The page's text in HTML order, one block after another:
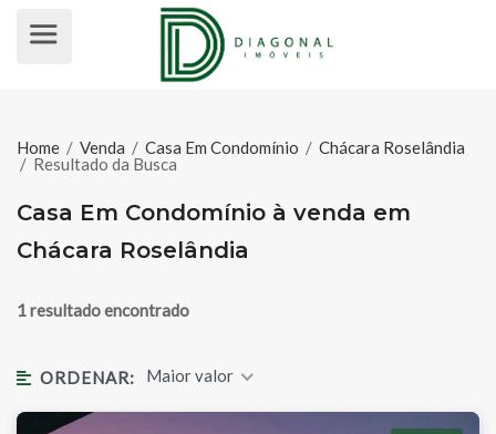
Home / Venda / Casa Em Condomínio / Chácara Roselândia
/ Resultado da Busca
Casa Em Condomínio à venda em
Chácara Roselândia
1 resultado encontrado
ORDENAR: Maior valor